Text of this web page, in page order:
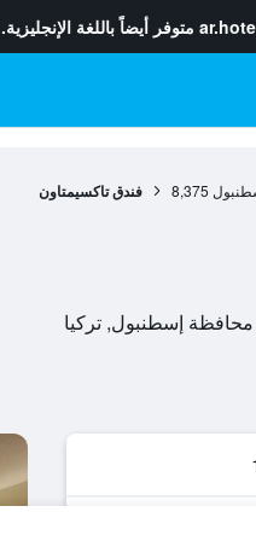
متوفر أيضاً باللغة الإنجليزية.
8,375 فندق تاكسيمتاون